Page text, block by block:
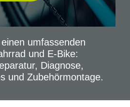
umfassenden
und E-Bike:
Diagnose,
und Zubehörmontage.